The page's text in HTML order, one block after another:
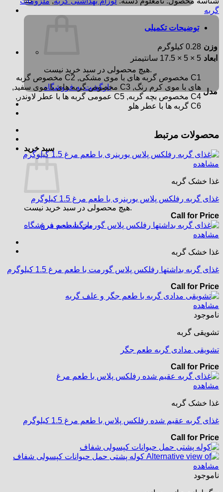
هیچ محصولی در سبد خرید نیست.
بازگشت به فروشگاه
سبد خرید
هیچ محصولی در سبد خرید نیست.
بازگشت به فروشگاه
گربه
توضیحات تکمیلی
وزن 0.28 کیلوگرم
ابعاد 5 × 5 × 17.5 سانتیمتر
مدل
C1 مخصوص گربه های با موی مشکی, C2 مخصوص گربه
های با موی کرم رنگ, C3 مخصوص گربه های با موی سفید,
C4 مخصوص بچه گربه, C5 عمومی گربه ها با عطر لاوندر,
C6 گربه ها با عطر هلو
محصولات مرتبط
مشاهده
غذا خشک گربه
غذای گربه رفلکس پلاس یورینری با طعم مرغ 1.5 کیلوگرم
Call for Price
مشاهده
غذا خشک گربه
غذای گربه بداشتها رفلکس پلاس گورمت با طعم مرغ 1.5 کیلوگرم
Call for Price
مشاهده
ناموجود
تشویقی گربه
تشویقی مدادی گربه طعم جگر
Call for Price
مشاهده
غذا خشک گربه
غذای گربه عقیم شده رفلکس پلاس با طعم مرغ 1.5 کیلوگرم
Call for Price
مشاهده
ناموجود